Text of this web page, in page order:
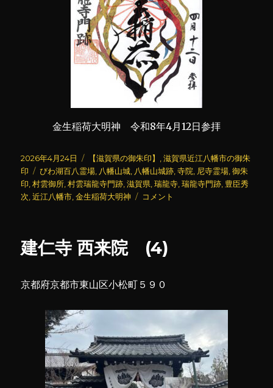
金生稲荷大明神 令和8年4月12日参拝
投
稿
日:
2026年4月24日
カ
テ
ゴ
リ
【滋賀県の御朱印】 ,滋賀県近江八幡市の御朱
印
タ
グ
びわ湖百八霊場 八幡山城 八幡山城跡 ,寺院 尼寺霊場 ,御朱
印 ,村雲御所 ,村雲瑞龍寺門跡 ,滋賀県 ,瑞龍寺 ,瑞龍寺門跡 豊臣秀
次 ,近江八幡市 ,金生稲荷大明神
村
寺
門
(6)
コメント
建仁寺 西来院 (4)
京都府京都市東山区小松町５９０